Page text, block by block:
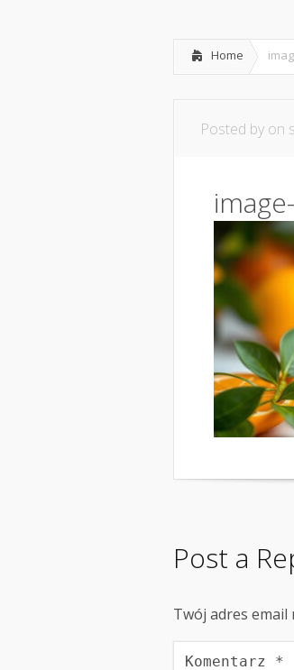
Home
Posted by on
Post a
Twój adres